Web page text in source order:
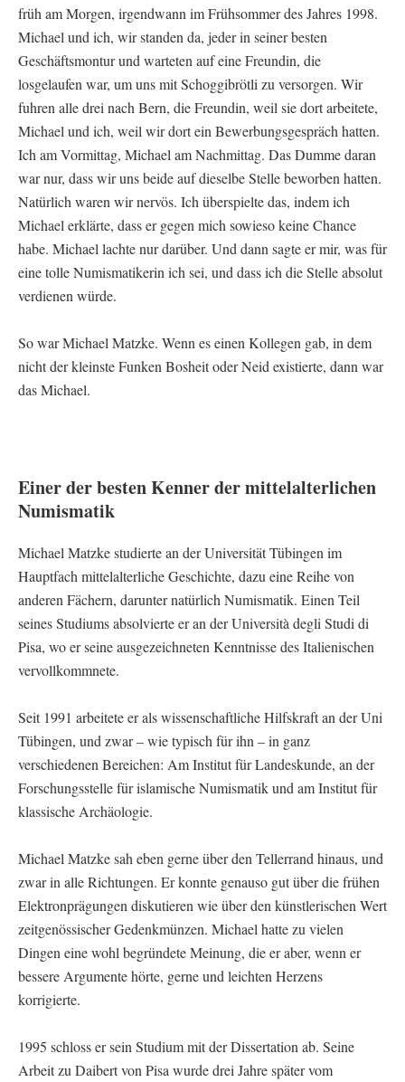
früh am Morgen, irgendwann im Frühsommer des Jahres 1998.
Michael und ich, wir standen da, jeder in seiner besten
Geschäftsmontur und warteten auf eine Freundin, die
losgelaufen war, um uns mit Schoggibrötli zu versorgen. Wir
fuhren alle drei nach Bern, die Freundin, weil sie dort arbeitete,
Michael und ich, weil wir dort ein Bewerbungsgespräch hatten.
Ich am Vormittag, Michael am Nachmittag. Das Dumme daran
war nur, dass wir uns beide auf dieselbe Stelle beworben hatten.
Natürlich waren wir nervös. Ich überspielte das, indem ich
Michael erklärte, dass er gegen mich sowieso keine Chance
habe. Michael lachte nur darüber. Und dann sagte er mir, was für
eine tolle Numismatikerin ich sei, und dass ich die Stelle absolut
verdienen würde.
So war Michael Matzke. Wenn es einen Kollegen gab, in dem
nicht der kleinste Funken Bosheit oder Neid existierte, dann war
das Michael.
Einer der besten Kenner der mittelalterlichen
Numismatik
Michael Matzke studierte an der Universität Tübingen im
Hauptfach mittelalterliche Geschichte, dazu eine Reihe von
anderen Fächern, darunter natürlich Numismatik. Einen Teil
seines Studiums absolvierte er an der Università degli Studi di
Pisa, wo er seine ausgezeichneten Kenntnisse des Italienischen
vervollkommnete.
Seit 1991 arbeitete er als wissenschaftliche Hilfskraft an der Uni
Tübingen, und zwar – wie typisch für ihn – in ganz
verschiedenen Bereichen: Am Institut für Landeskunde, an der
Forschungsstelle für islamische Numismatik und am Institut für
klassische Archäologie.
Michael Matzke sah eben gerne über den Tellerrand hinaus, und
zwar in alle Richtungen. Er konnte genauso gut über die frühen
Elektronprägungen diskutieren wie über den künstlerischen Wert
zeitgenössischer Gedenkmünzen. Michael hatte zu vielen
Dingen eine wohl begründete Meinung, die er aber, wenn er
bessere Argumente hörte, gerne und leichten Herzens
korrigierte.
1995 schloss er sein Studium mit der Dissertation ab. Seine
Arbeit zu Daibert von Pisa wurde drei Jahre später vom